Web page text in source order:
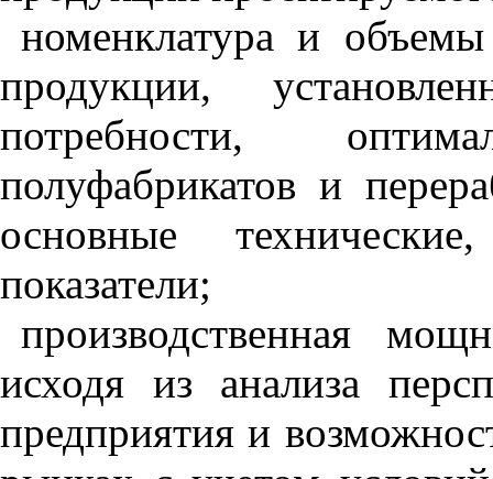
номенклатура и
продукции,
потребности,
полуфабрикатов и
основные
показатели;
производственная
исходя из анализа
предприятия и